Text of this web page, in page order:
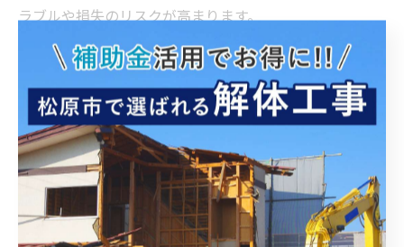
ラブルや損失のリスクが高まります。
例えば、アスベストや有害物質の取り扱いに関する規
制、廃材の処理方法、労働者の安全基準などは国によっ
て大きく異なります。現地の法律を正確に把握し、必要
な許可や書類を事前に準備することが不可欠です。
具体的には、現地の行政機関や専門家と連携して情報収
集を行い、法令違反を未然に防ぐ体制を構築しましょ
う。過去に法規制の確認不足で工事が中断した事例もあ